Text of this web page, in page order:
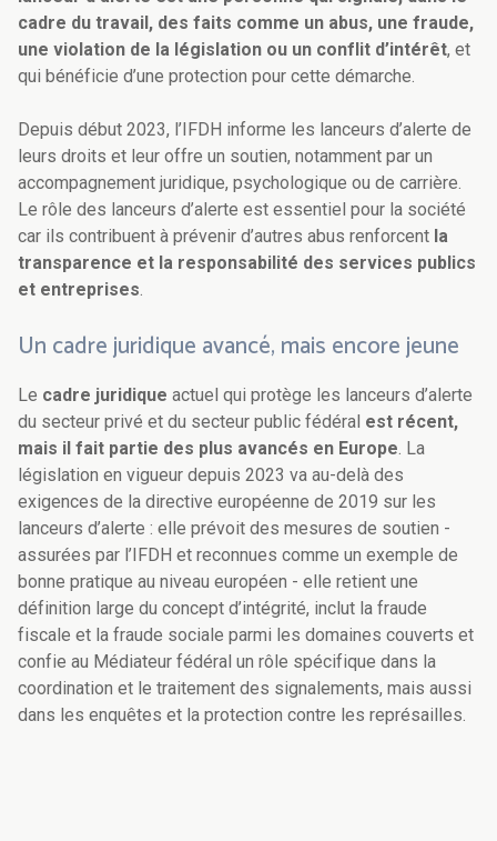
cadre du travail, des faits comme un abus, une fraude,
une violation de la législation ou un conflit d’intérêt, et
qui bénéficie d’une protection pour cette démarche.
Depuis début 2023, l’IFDH informe les lanceurs d’alerte de
leurs droits et leur offre un soutien, notamment par un
accompagnement juridique, psychologique ou de carrière.
Le rôle des lanceurs d’alerte est essentiel pour la société
car ils contribuent à prévenir d’autres abus renforcent la
transparence et la responsabilité des services publics
et entreprises.
Un cadre juridique avancé, mais encore jeune
Le cadre juridique actuel qui protège les lanceurs d’alerte
du secteur privé et du secteur public fédéral est récent,
mais il fait partie des plus avancés en Europe. La
législation en vigueur depuis 2023 va au-delà des
exigences de la directive européenne de 2019 sur les
lanceurs d’alerte : elle prévoit des mesures de soutien -
assurées par l’IFDH et reconnues comme un exemple de
bonne pratique au niveau européen - elle retient une
définition large du concept d’intégrité, inclut la fraude
fiscale et la fraude sociale parmi les domaines couverts et
confie au Médiateur fédéral un rôle spécifique dans la
coordination et le traitement des signalements, mais aussi
dans les enquêtes et la protection contre les représailles.